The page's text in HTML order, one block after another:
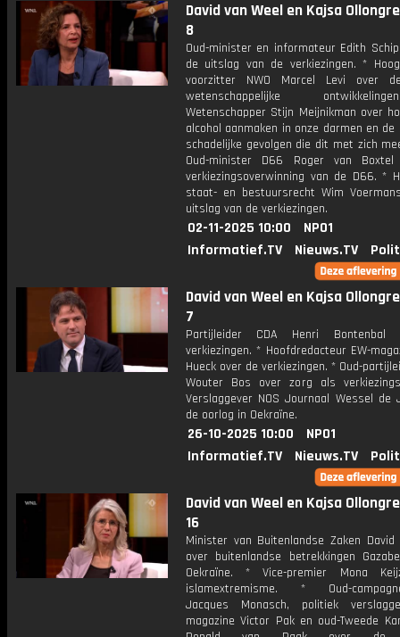
David van Weel en Kajsa
8
Oud-minister en informateur Edith
de uitslag van de verkiezingen. *
voorzitter NWO Marcel Levi over
wetenschappelijke
Wetenschapper Stijn Meijnikman over
alcohol aanmaken in onze darmen en de
schadelijke gevolgen die dit met zich
Oud-minister D66 Roger van
verkiezingsoverwinning van de D66. *
staat- en bestuursrecht Wim
uitslag van de verkiezingen.
02-11-2025 10:00
NPO1
Informatief.TV
Nieuws.TV
David van Weel en Kajsa
7
Partijleider CDA Henri
verkiezingen. * Hoofdredacteur EW-
Hueck over de verkiezingen. * Oud-
Wouter Bos over zorg als
Verslaggever NOS Journaal Wessel de
de oorlog in Oekraïne.
26-10-2025 10:00
NPO1
Informatief.TV
Nieuws.TV
David van Weel en Kajsa
16
Minister van Buitenlandse Zaken David
over buitenlandse betrekkingen
Oekraïne. * Vice-premier Mona
islamextremisme. * Oud-
Jacques Monasch, politiek
magazine Victor Pak en oud-Tweede